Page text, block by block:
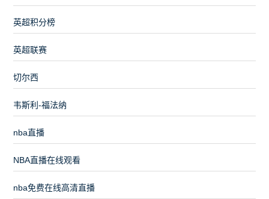
英超积分榜
英超联赛
切尔西
韦斯利-福法纳
nba直播
NBA直播在线观看
nba免费在线高清直播